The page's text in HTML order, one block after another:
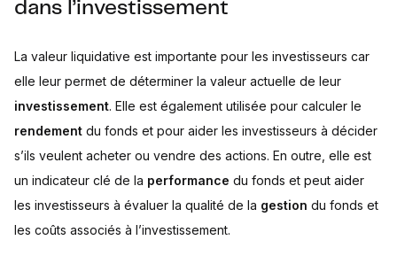
dans l’investissement
La valeur liquidative est importante pour les investisseurs car
elle leur permet de déterminer la valeur actuelle de leur
investissement. Elle est également utilisée pour calculer le
rendement du fonds et pour aider les investisseurs à décider
s’ils veulent acheter ou vendre des actions. En outre, elle est
un indicateur clé de la performance du fonds et peut aider
les investisseurs à évaluer la qualité de la gestion du fonds et
les coûts associés à l’investissement.